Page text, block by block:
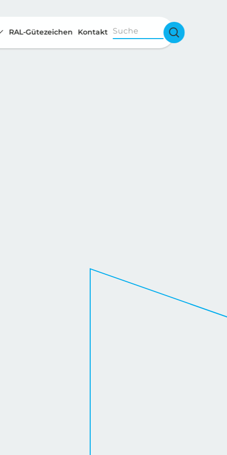
RAL-Gütezeichen Kontakt Suche